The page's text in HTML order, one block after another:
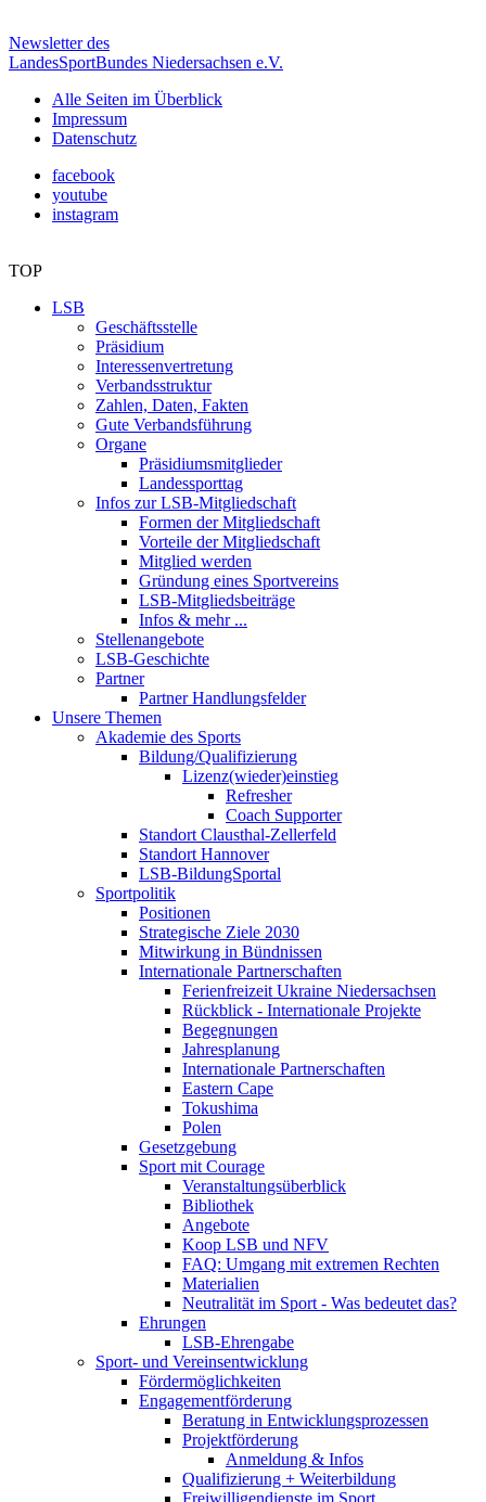
Newsletter des
LandesSportBundes Niedersachsen e.V.
Alle Seiten im Überblick
Impressum
Datenschutz
facebook
youtube
instagram
TOP
LSB
Geschäftsstelle
Präsidium
Interessenvertretung
Verbandsstruktur
Zahlen, Daten, Fakten
Gute Verbandsführung
Organe
Präsidiumsmitglieder
Landessporttag
Infos zur LSB-Mitgliedschaft
Formen der Mitgliedschaft
Vorteile der Mitgliedschaft
Mitglied werden
Gründung eines Sportvereins
LSB-Mitgliedsbeiträge
Infos & mehr ...
Stellenangebote
LSB-Geschichte
Partner
Partner Handlungsfelder
Unsere Themen
Akademie des Sports
Bildung/Qualifizierung
Lizenz(wieder)einstieg
Refresher
Coach Supporter
Standort Clausthal-Zellerfeld
Standort Hannover
LSB-BildungSportal
Sportpolitik
Positionen
Strategische Ziele 2030
Mitwirkung in Bündnissen
Internationale Partnerschaften
Ferienfreizeit Ukraine Niedersachsen
Rückblick - Internationale Projekte
Begegnungen
Jahresplanung
Internationale Partnerschaften
Eastern Cape
Tokushima
Polen
Gesetzgebung
Sport mit Courage
Veranstaltungsüberblick
Bibliothek
Angebote
Koop LSB und NFV
FAQ: Umgang mit extremen Rechten
Materialien
Neutralität im Sport - Was bedeutet das?
Ehrungen
LSB-Ehrengabe
Sport- und Vereinsentwicklung
Fördermöglichkeiten
Engagementförderung
Beratung in Entwicklungsprozessen
Projektförderung
Anmeldung & Infos
Qualifizierung + Weiterbildung